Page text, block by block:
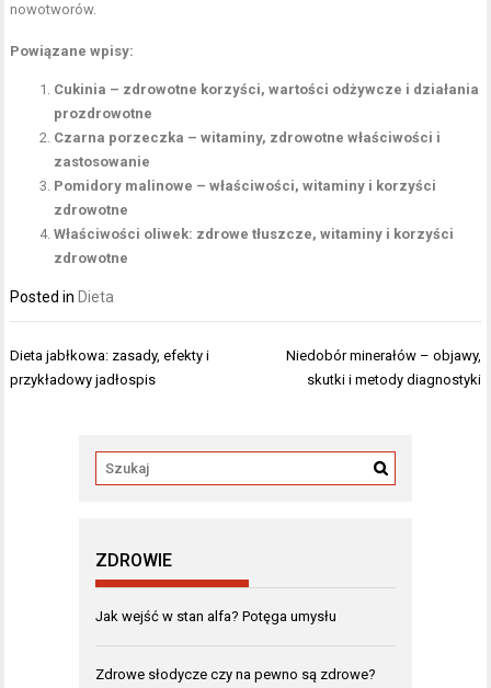
nowotworów.
Powiązane wpisy:
Cukinia – zdrowotne korzyści, wartości odżywcze i działania
prozdrowotne
Czarna porzeczka – witaminy, zdrowotne właściwości i
zastosowanie
Pomidory malinowe – właściwości, witaminy i korzyści
zdrowotne
Właściwości oliwek: zdrowe tłuszcze, witaminy i korzyści
zdrowotne
Posted in Dieta
Nawigacja
wpisu
Dieta jabłkowa: zasady, efekty i
przykładowy jadłospis
Niedobór minerałów – objawy,
skutki i metody diagnostyki
ZDROWIE
Jak wejść w stan alfa? Potęga umysłu
Zdrowe słodycze czy na pewno są zdrowe?